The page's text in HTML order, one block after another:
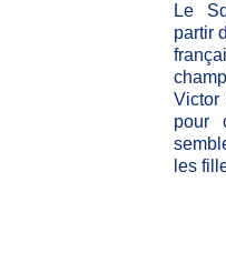
Le
partir
Victor
pour
les